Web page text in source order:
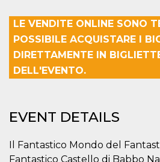
LE VENDITE ONLINE SONO
POSSIBILE ACQUISTARE I
DIRETTAMENTE IN
DELL'EVENTO.
EVENT DETAILS
Il Fantastico Mondo del
Fantastico Castello di Babbo
m
Stripe